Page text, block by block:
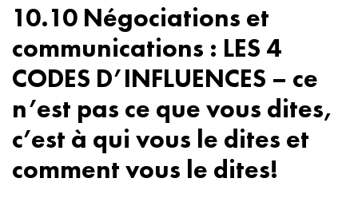
10.10 Négociations et
communications : LES 4
CODES D’INFLUENCES – ce
n’est pas ce que vous dites,
c’est à qui vous le dites et
comment vous le dites!